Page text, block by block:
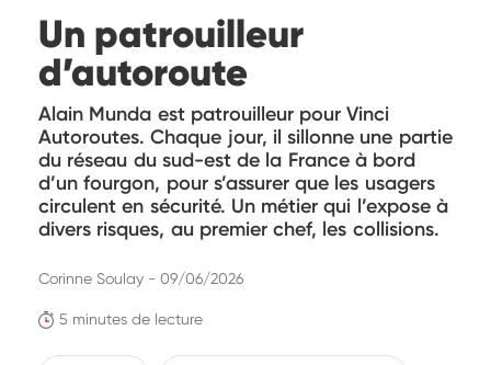
Un patrouilleur
d’autoroute
Alain Munda est patrouilleur pour Vinci
Autoroutes. Chaque jour, il sillonne une partie
du réseau du sud-est de la France à bord
d’un fourgon, pour s’assurer que les usagers
circulent en sécurité. Un métier qui l’expose à
divers risques, au premier chef, les collisions.
5 minutes de lecture
Corinne Soulay - 09/06/2026